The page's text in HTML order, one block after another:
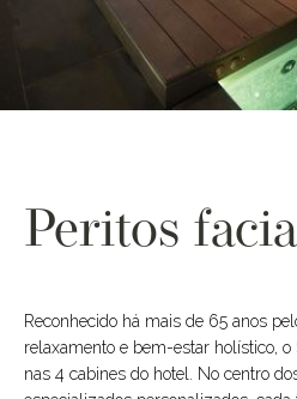
Peritos
Reconhecido há mais de 65 anos
relaxamento e bem-estar holístico,
nas 4 cabines do hotel. No centro